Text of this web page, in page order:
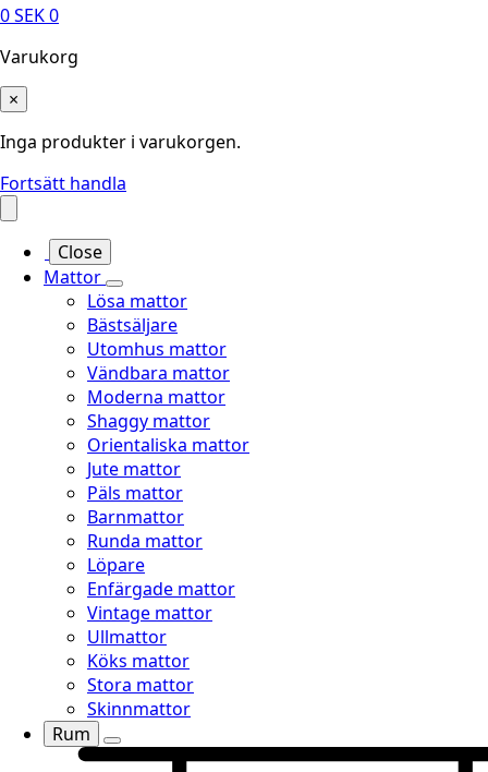
0SEK0
Varukorg
×
Inga produkter i varukorgen.
Fortsätt handla
Close
Mattor
Lösa mattor
Bästsäljare
Utomhus mattor
Vändbara mattor
Moderna mattor
Shaggy mattor
Orientaliska mattor
Jute mattor
Päls mattor
Barnmattor
Runda mattor
Löpare
Enfärgade mattor
Vintage mattor
Ullmattor
Köks mattor
Stora mattor
Skinnmattor
Rum